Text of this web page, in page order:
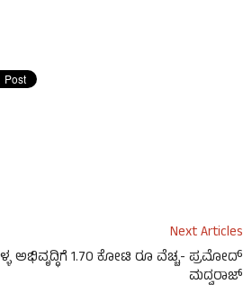
Next Articles
ಅಭಿವೃದ್ಧಿಗೆ 1.70 ಕೋಟಿ ರೂ ವೆಚ್ಚ- ಪ್ರಮೋದ್
ಮದ್ವರಾಜ್